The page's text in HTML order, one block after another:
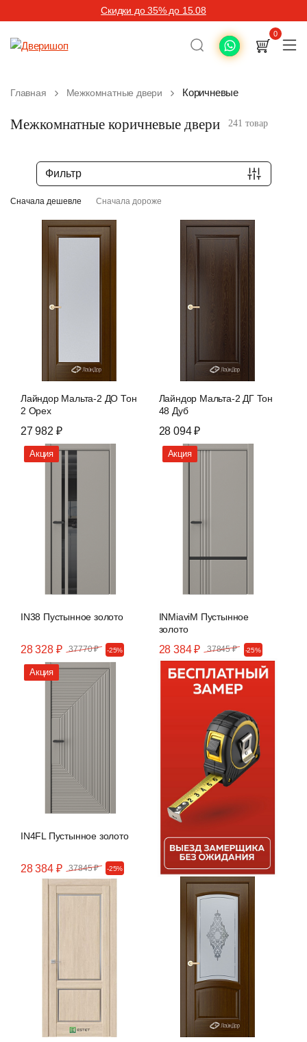
Скидки до 35% до 15.08
0
Главная Межкомнатные двери Коричневые
Межкомнатные коричневые двери 241 товар
Фильтр
Сначала дешевле Сначала дороже
Лайндор Мальта-2 ДО Тон
2 Орех
27 982 ₽
Лайндор Мальта-2 ДГ Тон
48 Дуб
28 094 ₽
Акция
IN38 Пустынное золото
28 328 ₽ 37770 ₽ -25%
Акция
INMiaviM Пустынное
золото
28 384 ₽ 37845 ₽ -25%
Акция
IN4FL Пустынное золото
28 384 ₽ 37845 ₽ -25%